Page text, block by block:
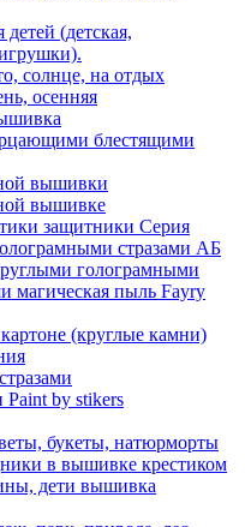
(детская,
солнце, на отдых
осенняя
блестящими
вышивки
вышивке
защитники Серия
стразами АБ
голограмными
магическая пыль Fayry
(круглые камни)
by stikers
букеты, натюрморты
в вышивке крестиком
дети вышивка